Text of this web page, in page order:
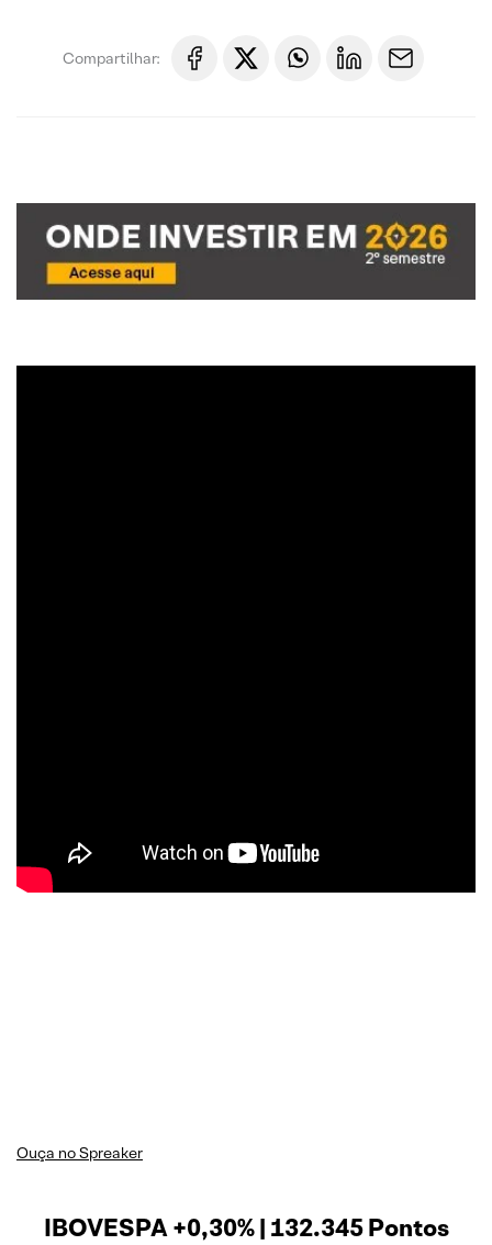
Compartilhar:
Ouça no Spreaker
IBOVESPA +0,30% | 132.345 Pontos